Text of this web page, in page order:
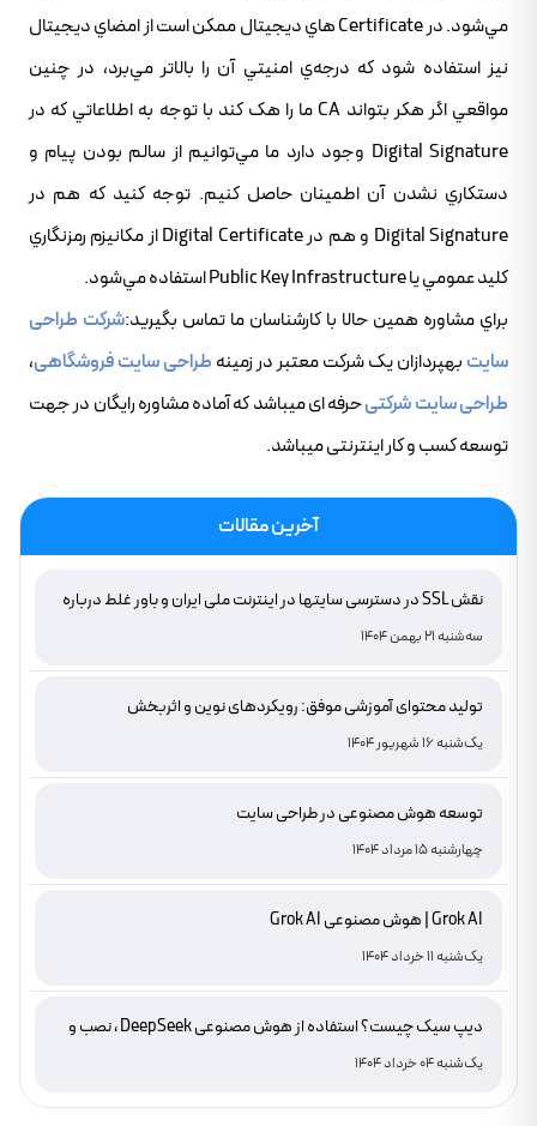
مي‌شود. در Certificate هاي ديجيتال ممکن است از امضاي ديجيتال
نيز استفاده شود که درجه‌ي امنيتي آن را بالاتر مي‌برد، در چنين
مواقعي اگر هکر بتواند CA ما را هک کند با توجه به اطلاعاتي که در
Digital Signature وجود دارد ما مي‌توانيم از سالم بودن پيام و
دستکاري نشدن آن اطمينان حاصل کنيم. توجه کنيد که هم در
Digital Signature و هم در Digital Certificate از مکانيزم رمزنگاري
کليد عمومي يا Public Key Infrastructure استفاده مي‌شود.
براي مشاوره همين حالا با کارشناسان ما تماس بگيريد:شرکت طراحی
سایت بهپردازان یک شرکت معتبر در زمینه طراحی سایت فروشگاهی،
طراحی سایت شرکتیحرفه ای میباشد که آماده مشاوره رایگان در جهت
توسعه کسب و کار اینترنتی میباشد.
آخرین مقالات
نقش SSL در دسترسی سایتها در اینترنت ملی ایران و باور غلط درباره
سه‌شنبه 21 بهمن 1404
تولید محتوای آموزشی موفق: رویکردهای نوین و اثربخش
یک‌شنبه 16 شهریور 1404
توسعه هوش مصنوعی در طراحی سایت
چهارشنبه 15 مرداد 1404
Grok AI | هوش مصنوعی Grok AI
یک‌شنبه 11 خرداد 1404
دیپ سیک چیست؟ استفاده از هوش مصنوعی DeepSeek ، نصب و
دانلود
یک‌شنبه 04 خرداد 1404